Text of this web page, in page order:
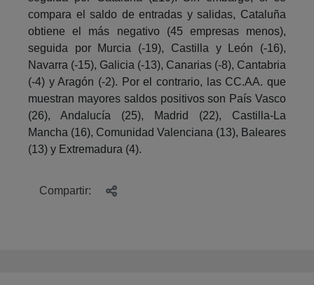
compara el saldo de entradas y salidas, Cataluña
obtiene el más negativo (45 empresas menos),
seguida por Murcia (-19), Castilla y León (-16),
Navarra (-15), Galicia (-13), Canarias (-8), Cantabria
(-4) y Aragón (-2). Por el contrario, las CC.AA. que
muestran mayores saldos positivos son País Vasco
(26), Andalucía (25), Madrid (22), Castilla-La
Mancha (16), Comunidad Valenciana (13), Baleares
(13) y Extremadura (4).
Compartir: